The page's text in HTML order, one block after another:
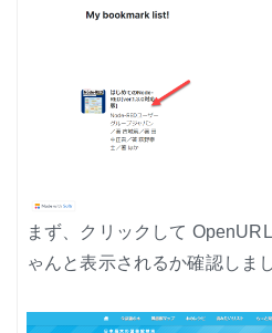
まず、クリックして
ゃんと表示されるか確認しま